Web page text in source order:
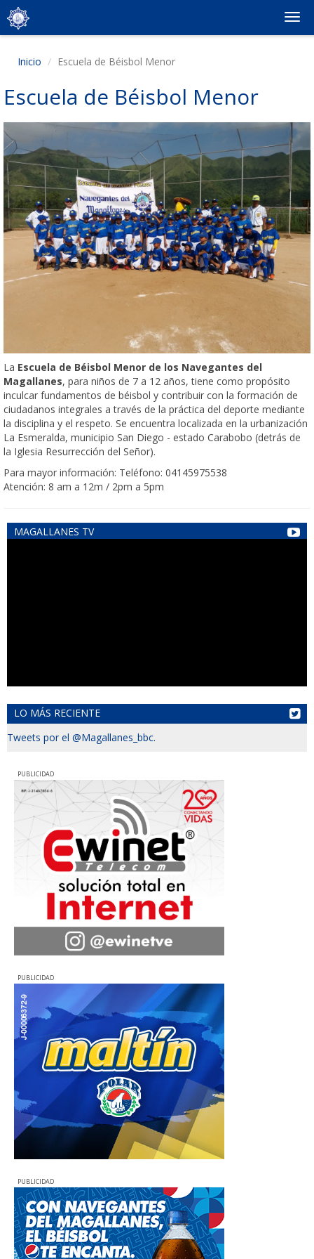
Inicio Escuela de Béisbol Menor
Escuela de Béisbol Menor
La Escuela de Béisbol Menor de los Navegantes del
Magallanes, para niños de 7 a 12 años, tiene como propósito
inculcar fundamentos de béisbol y contribuir con la formación de
ciudadanos integrales a través de la práctica del deporte mediante
la disciplina y el respeto. Se encuentra localizada en la urbanización
La Esmeralda, municipio San Diego - estado Carabobo (detrás de
la Iglesia Resurrección del Señor).
Para mayor información: Teléfono: 04145975538
Atención: 8 am a 12m / 2pm a 5pm
MAGALLANES TV
LO MÁS RECIENTE
Tweets por el @Magallanes_bbc.
PUBLICIDAD
PUBLICIDAD
PUBLICIDAD